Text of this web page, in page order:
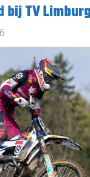
bij TV